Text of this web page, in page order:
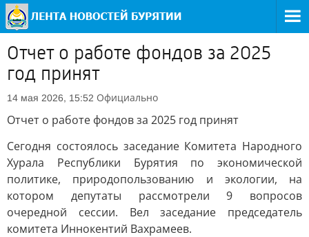
Отчет о работе фондов за 2025
год принят
14 мая 2026, 15:52 Официально
Отчет о работе фондов за 2025 год принят
Сегодня состоялось заседание Комитета Народного
Хурала Республики Бурятия по экономической
политике, природопользованию и экологии, на
котором депутаты рассмотрели 9 вопросов
очередной сессии. Вел заседание председатель
комитета Иннокентий Вахрамеев.